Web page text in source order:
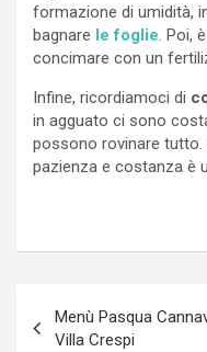
formazione di umidità,
bagnare le foglie. Poi,
concimare con un
Infine, ricordiamoci di
in agguato ci sono
possono rovinare tutto.
pazienza e costanza è
articoli
Menù Pasqua
Villa Crespi